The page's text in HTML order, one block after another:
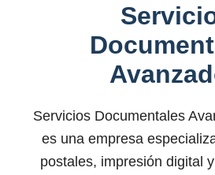
Servicios Documentales
es una empresa
postales, impresión digital